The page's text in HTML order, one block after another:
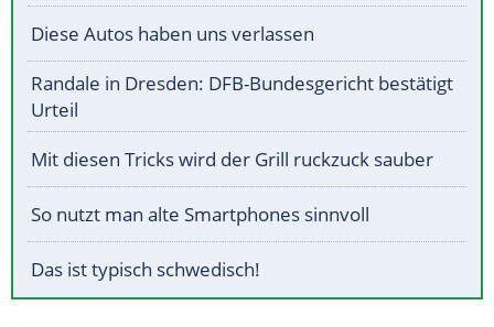
Diese Autos haben uns verlassen
Randale in Dresden: DFB-Bundesgericht bestätigt
Urteil
Mit diesen Tricks wird der Grill ruckzuck sauber
So nutzt man alte Smartphones sinnvoll
Das ist typisch schwedisch!